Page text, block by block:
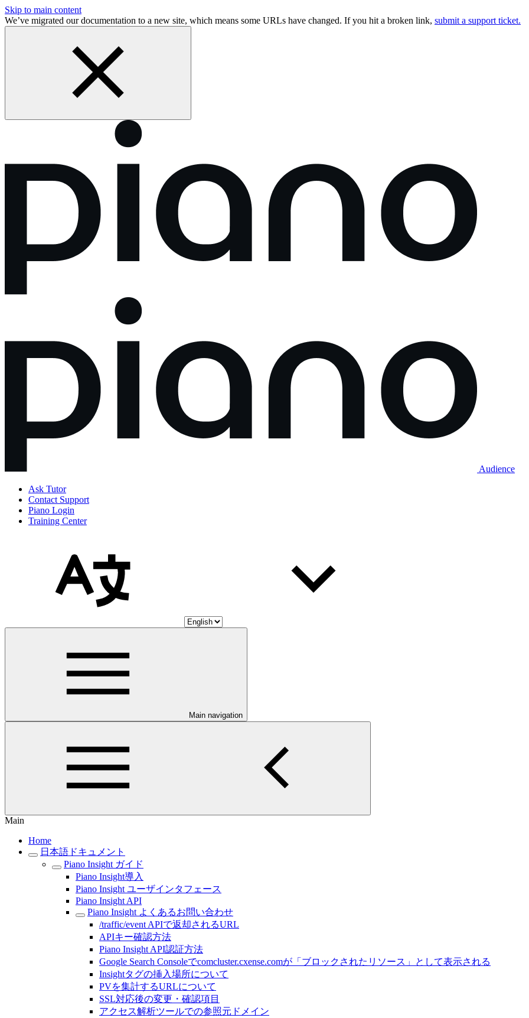
Skip to main content
We’ve migrated our documentation to a new site, which means some URLs have changed. If you hit a broken link, submit a support ticket.
Audience
Ask Tutor
Contact Support
Piano Login
Training Center
Main navigation
Main
Home
日本語ドキュメント
Piano Insight ガイド
Piano Insight導入
Piano Insight ユーザインタフェース
Piano Insight API
Piano Insight よくあるお問い合わせ
/traffic/event APIで返却されるURL
APIキー確認方法
Piano Insight API認証方法
Google Search Consoleでcomcluster.cxense.comが「ブロックされたリソース」として表示される
Insightタグの挿入場所について
PVを集計するURLについて
SSL対応後の変更・確認項目
アクセス解析ツールでの参照元ドメイン